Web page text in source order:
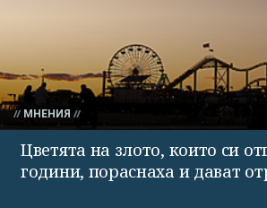
МНЕНИЯ
Цветята на злото, които си
години, пораснаха и дават